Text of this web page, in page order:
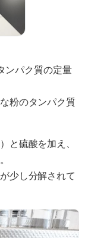
ンパク質の定量
粉のタンパク質
と硫酸を加え、
少し分解されて